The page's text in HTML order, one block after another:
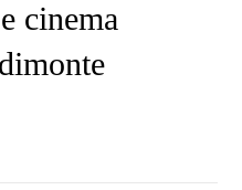
cinema